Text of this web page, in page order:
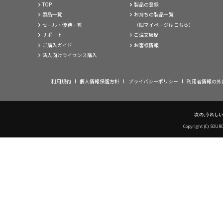
TOP
製品一覧
セール・優待一覧
サポート
ご購入ガイド
法人向けライセンス購入
製品の登録
お持ちの製品一覧
（旧マイページはこちら）
ご注文履歴
お客様情報
利用規約 個人情報保護方針 プライバシーポリシー 利用者情報の
Copyright (C)